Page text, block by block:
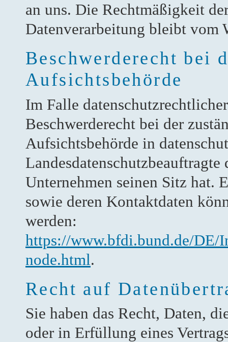
an uns. Die Rechtmäßigkeit
Datenverarbeitung bleibt vom
Beschwerderecht bei
Aufsichtsbehörde
Im Falle
Beschwerderecht bei der
Aufsichtsbehörde in
Unternehmen seinen Sitz hat.
sowie deren Kontaktdaten
werden:
https://www.bfdi.bund.de/
node.html.
Recht auf
Sie haben das Recht, Daten,
oder in Erfüllung eines